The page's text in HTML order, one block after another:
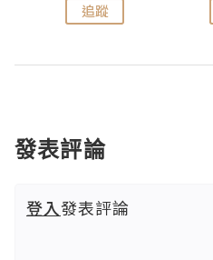
追蹤
發表評論
登入發表評論